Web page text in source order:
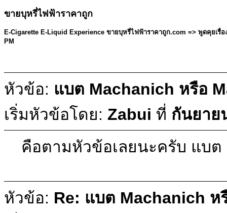
ขายบุหรี่ไฟฟ้าราคาถูก
E-Cigarette E-Liquid Experience ขายบุหรี่ไฟฟ้าราคาถูก.com => พูดคุยเรื่
PM
หัวข้อ: แบต Machanich หรือ
เริ่มหัวข้อโดย: Zabui ที่ กันยาย
คือตามหัวข้อเลยนะครับ แบ
หัวข้อ: Re: แบต Machanich ห